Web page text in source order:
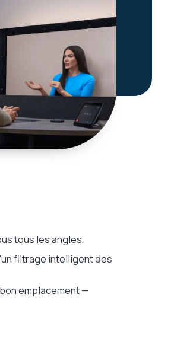
tous les angles,
filtrage intelligent des
emplacement —